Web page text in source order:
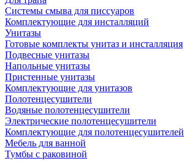
Системы смыва для писсуаров
Комплектующие для инсталляций
Унитазы
Готовые комплекты унитаз и инсталляция
Подвесные унитазы
Напольные унитазы
Пристенные унитазы
Комплектующие для унитазов
Полотенцесушители
Водяные полотенцесушители
Электрические полотенцесушители
Комплектующие для полотенцесушителей
Мебель для ванной
Тумбы с раковиной